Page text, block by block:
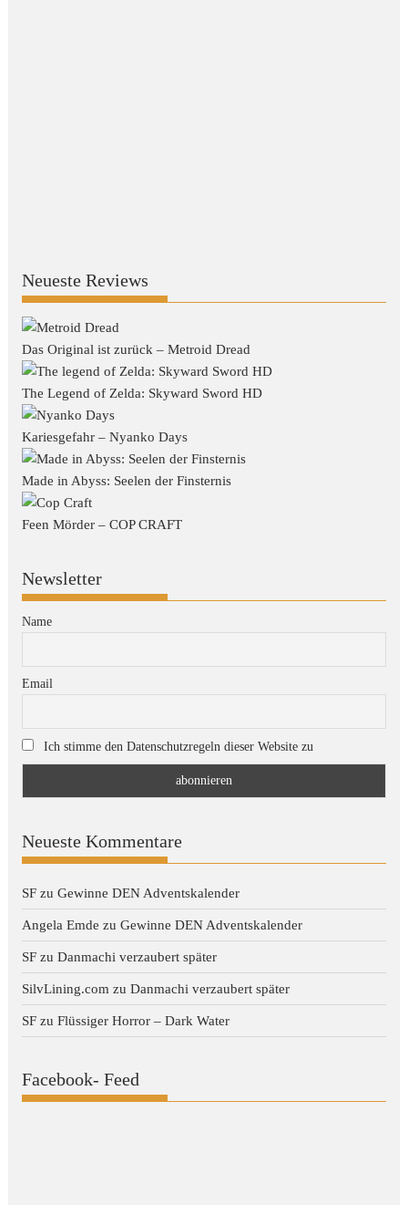
Neueste Reviews
Das Original ist zurück – Metroid Dread
The Legend of Zelda: Skyward Sword HD
Kariesgefahr – Nyanko Days
Made in Abyss: Seelen der Finsternis
Feen Mörder – COP CRAFT
Newsletter
Name
Email
Ich stimme den Datenschutzregeln dieser Website zu
Neueste Kommentare
SF zuGewinne DEN Adventskalender
Angela Emde zuGewinne DEN Adventskalender
SF zuDanmachi verzaubert später
SilvLining.com zuDanmachi verzaubert später
SF zuFlüssiger Horror – Dark Water
Facebook- Feed